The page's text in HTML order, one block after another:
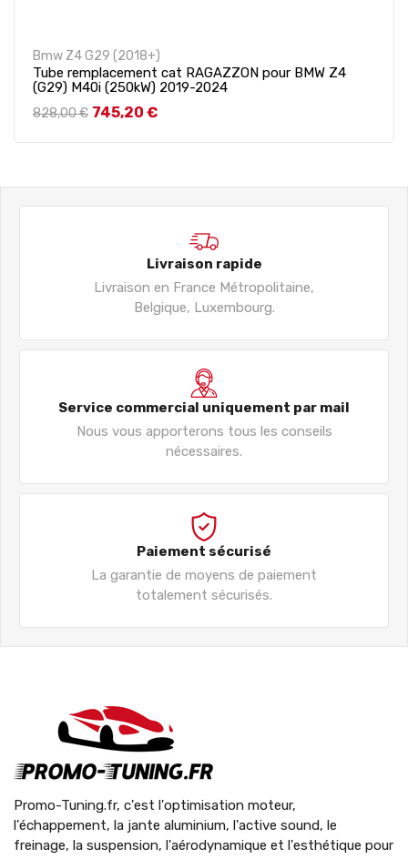
Bmw Z4 G29 (2018+)
Tube remplacement cat RAGAZZON pour BMW Z4
(G29) M40i (250kW) 2019-2024
Prix de base
828,00 € Prix
745,20 €
Livraison rapide
Livraison en France Métropolitaine,
Belgique, Luxembourg.
Service commercial uniquement par mail
Nous vous apporterons tous les conseils
nécessaires.
Paiement sécurisé
La garantie de moyens de paiement
totalement sécurisés.
Promo-Tuning.fr, c'est l'optimisation moteur,
l'échappement, la jante aluminium, l'active sound, le
freinage, la suspension, l'aérodynamique et l'esthétique pour